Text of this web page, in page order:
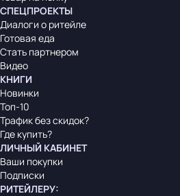
СПЕЦПРОЕКТЫ
Диалоги о ритейле
Готовая еда
Стать партнером
Видео
КНИГИ
Новинки
Топ-10
Трафик без скидок?
Где купить?
ЛИЧНЫЙ КАБИНЕТ
Ваши покупки
Подписки
РИТЕЙЛЕРУ: